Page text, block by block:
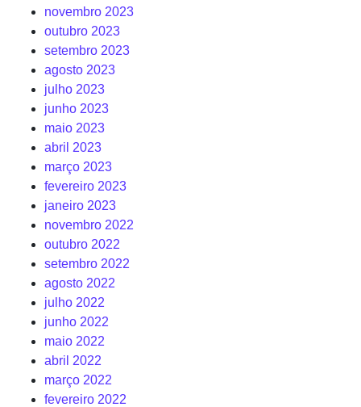
novembro 2023
outubro 2023
setembro 2023
agosto 2023
julho 2023
junho 2023
maio 2023
abril 2023
março 2023
fevereiro 2023
janeiro 2023
novembro 2022
outubro 2022
setembro 2022
agosto 2022
julho 2022
junho 2022
maio 2022
abril 2022
março 2022
fevereiro 2022